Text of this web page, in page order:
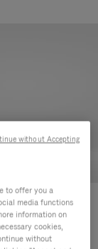
Tasche mit
to offer you a
media functions
information on
cookies,
without
without Accepting